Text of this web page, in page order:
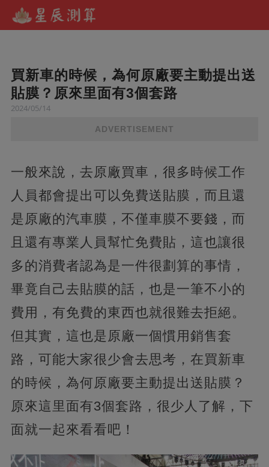
買新車的時候，為何原廠要主動提出送
貼膜？原來里面有3個套路
2024/05/14
ADVERTISEMENT
一般來說，去原廠買車，很多時候工作
人員都會提出可以免費送貼膜，而且還
是原廠的汽車膜，不僅車膜不要錢，而
且還有專業人員幫忙免費貼，這也讓很
多的消費者認為是一件很劃算的事情，
畢竟自己去貼膜的話，也是一筆不小的
費用，有免費的東西也就很難去拒絕。
但其實，這也是原廠一個慣用銷售套
路，可能大家很少會去思考，在買新車
的時候，為何原廠要主動提出送貼膜？
原來這里面有3個套路，很少人了解，下
面就一起來看看吧！